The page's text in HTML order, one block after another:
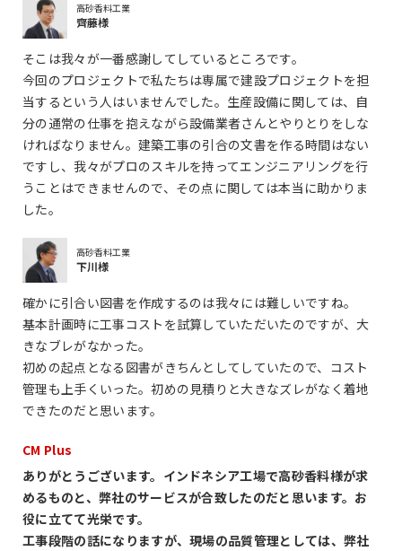
高砂香料工業
齊藤様
そこは我々が一番感謝してしているところです。
今回のプロジェクトで私たちは専属で建設プロジェクトを担
当するという人はいませんでした。生産設備に関しては、自
分の通常の仕事を抱えながら設備業者さんとやりとりをしな
ければなりません。建築工事の引合の文書を作る時間はない
ですし、我々がプロのスキルを持ってエンジニアリングを行
うことはできませんので、その点に関しては本当に助かりま
した。
高砂香料工業
下川様
確かに引合い図書を作成するのは我々には難しいですね。
基本計画時に工事コストを試算していただいたのですが、大
きなブレがなかった。
初めの起点となる図書がきちんとしてしていたので、コスト
管理も上手くいった。初めの見積りと大きなズレがなく着地
できたのだと思います。
CM Plus
ありがとうございます。インドネシア工場で高砂香料様が求
めるものと、弊社のサービスが合致したのだと思います。お
役に立てて光栄です。
工事段階の話になりますが、現場の品質管理としては、弊社